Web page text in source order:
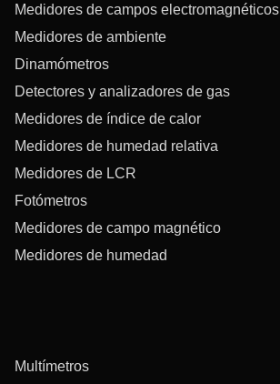
Medidores de campos electromagnéticos
Medidores de ambiente
Dinamómetros
Detectores y analizadores de gas
Medidores de índice de calor
Medidores de humedad relativa
Medidores de LCR
Fotómetros
Medidores de campo magnético
Medidores de humedad
Multímetros